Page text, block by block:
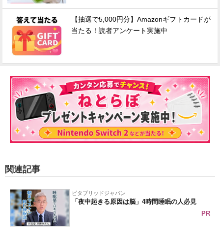
【抽選で5,000円分】Amazonギフトカードが
当たる！読者アンケート実施中
関連記事
ビタブリッドジャパン
「夜中起きる原因は脳」4時間睡眠の人必見
PR